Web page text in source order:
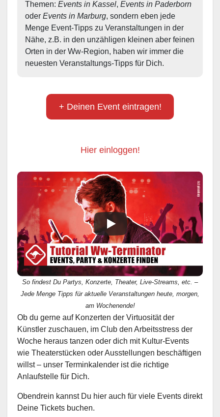
Themen: Events in Kassel, Events in Paderborn
oder Events in Marburg, sondern eben jede
Menge Event-Tipps zu Veranstaltungen in der
Nähe, z.B. in den unzähligen kleinen aber feinen
Orten in der Ww-Region, haben wir immer die
neuesten Veranstaltungs-Tipps für Dich.
+ Deinen Event eintragen!
Hier einloggen!
So findest Du Partys, Konzerte, Theater, Live-Streams, etc. –
Jede Menge Tipps für aktuelle Veranstaltungen heute, morgen,
am Wochenende!
Ob du gerne auf Konzerten der Virtuosität der
Künstler zuschauen, im Club den Arbeitsstress der
Woche heraus tanzen oder dich mit Kultur-Events
wie Theaterstücken oder Ausstellungen beschäftigen
willst – unser Terminkalender ist die richtige
Anlaufstelle für Dich.
Obendrein kannst Du hier auch für viele Events direkt
Deine Tickets buchen.